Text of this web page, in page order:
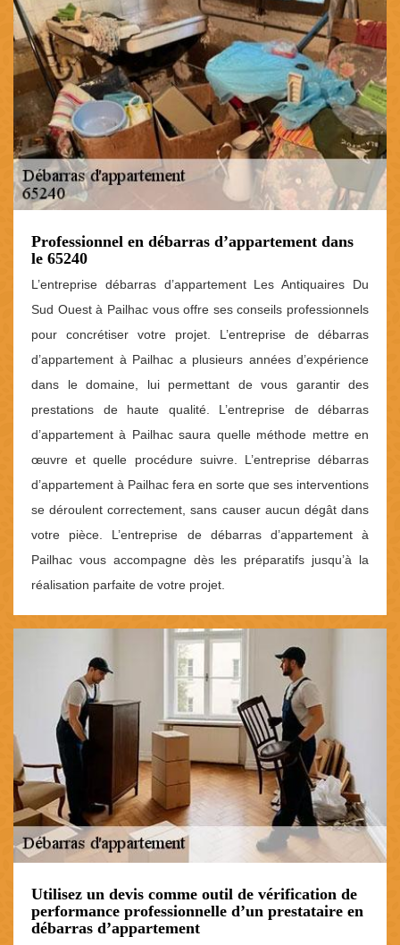
Professionnel en débarras d’appartement dans
le 65240
L’entreprise débarras d’appartement Les Antiquaires Du
Sud Ouest à Pailhac vous offre ses conseils professionnels
pour concrétiser votre projet. L’entreprise de débarras
d’appartement à Pailhac a plusieurs années d’expérience
dans le domaine, lui permettant de vous garantir des
prestations de haute qualité. L’entreprise de débarras
d’appartement à Pailhac saura quelle méthode mettre en
œuvre et quelle procédure suivre. L’entreprise débarras
d’appartement à Pailhac fera en sorte que ses interventions
se déroulent correctement, sans causer aucun dégât dans
votre pièce. L’entreprise de débarras d’appartement à
Pailhac vous accompagne dès les préparatifs jusqu’à la
réalisation parfaite de votre projet.
Utilisez un devis comme outil de vérification de
performance professionnelle d’un prestataire en
débarras d’appartement